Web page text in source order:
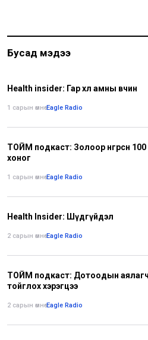
Бусад мэдээ
Health insider: Гар хөл амны өвчин
1 сарын өмнө•Eagle Radio
ТОЙМ подкаст: Золоор өнгөрсөн 100
хоног
1 сарын өмнө•Eagle Radio
Health Insider: Шүдгүйдэл
2 сарын өмнө•Eagle Radio
ТОЙМ подкаст: Дотоодын
тойглох хэрэгцээ
2 сарын өмнө•Eagle Radio